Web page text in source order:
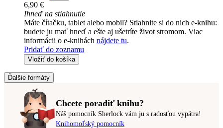
6,90 €
Ihneď na stiahnutie
Máte čítačku, tablet alebo mobil? Stiahnite si do nich e-knihu:
budete ju mať hneď a ešte aj ušetríte život stromom. Viac
informácii o e-knihách nájdete tu.
Pridať do zoznamu
Vložiť do košíka
Ďalšie formáty
Chcete poradiť knihu?
Náš pomocník Sherlock vám ju s radosťou vypátra!
Knihomoľský pomocník